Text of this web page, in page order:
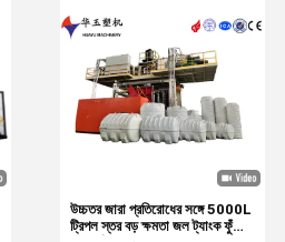
আমাদের সম্বন্ধে
উচ্চতর জারা প্রতিরোধের সঙ্গে 5000L
ট্রিপল স্তর বড় ক্ষমতা জল ট্যাংক ফুঁ